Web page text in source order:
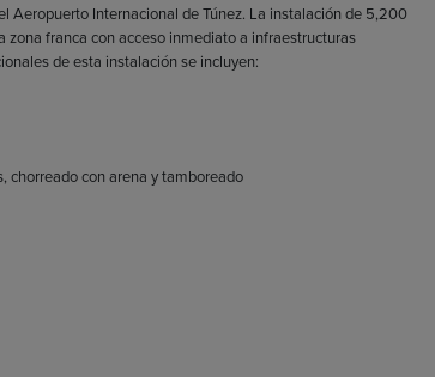
Aeropuerto Internacional de Túnez. La instalación de 5,200
zona franca con acceso inmediato a infraestructuras
de esta instalación se incluyen:
chorreado con arena y tamboreado